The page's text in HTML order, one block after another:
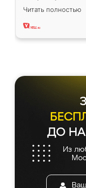
вполне
два года,
Читать полностью
ДО
Из